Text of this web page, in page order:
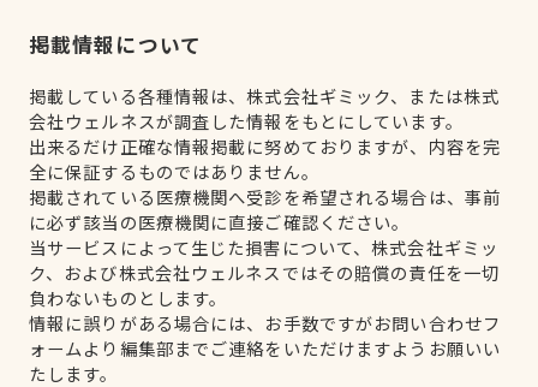
掲載情報について
掲載している各種情報は、株式会社ギミック、または株式
会社ウェルネスが調査した情報をもとにしています。
出来るだけ正確な情報掲載に努めておりますが、内容を完
全に保証するものではありません。
掲載されている医療機関へ受診を希望される場合は、事前
に必ず該当の医療機関に直接ご確認ください。
当サービスによって生じた損害について、株式会社ギミッ
ク、および株式会社ウェルネスではその賠償の責任を一切
負わないものとします。
情報に誤りがある場合には、お手数ですがお問い合わせフ
ォームより編集部までご連絡をいただけますようお願いい
たします。